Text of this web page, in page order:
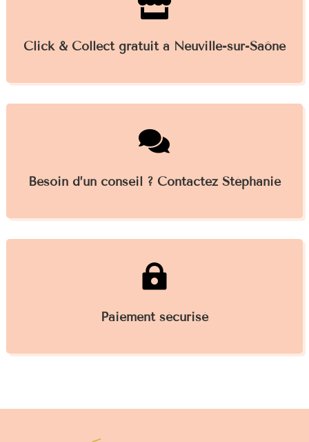

Click & Collect gratuit à Neuville-sur-Saône

Besoin d’un conseil ? Contactez Stéphanie

Paiement sécurisé